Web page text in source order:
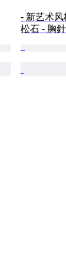
- 新艺术风
松石 - 胸針